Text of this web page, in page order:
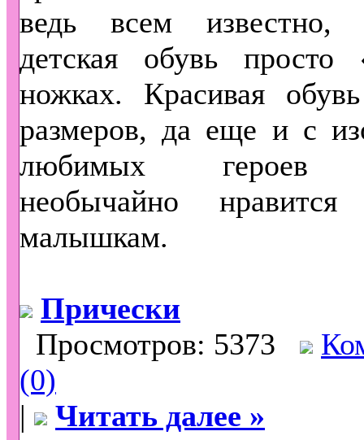
ведь всем известно,
детская обувь просто
ножках. Красивая
размеров, да еще и с
любимых героев
необычайно
малышкам.
Прически
Просмотров: 5373
(0)
|
Читать далее »